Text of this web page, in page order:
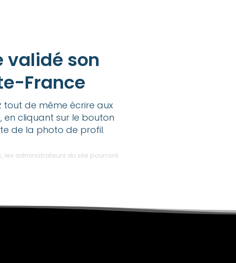
validé son
France
tout de même écrire aux
cliquant sur le bouton
de la photo de profil.
les administrateurs du site pourront